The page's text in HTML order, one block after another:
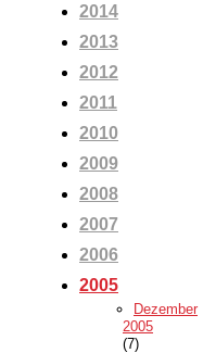
2014
2013
2012
2011
2010
2009
2008
2007
2006
2005
Dezember
2005
(7)